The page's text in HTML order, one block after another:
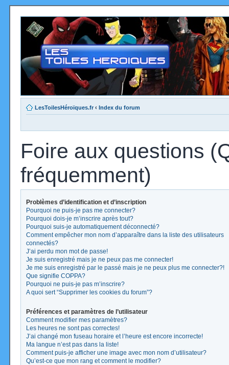
LesToilesHéroïques.fr ‹ Index du forum
Foire aux questions
fréquemment)
Problèmes d’identification et d’inscription
Pourquoi ne puis-je pas me connecter?
Pourquoi dois-je m’inscrire après tout?
Pourquoi suis-je automatiquement déconnecté?
Comment empêcher mon nom d’apparaître dans la liste des utilisateurs
connectés?
J’ai perdu mon mot de passe!
Je suis enregistré mais je ne peux pas me connecter!
Je me suis enregistré par le passé mais je ne peux plus me connecter?!
Que signifie COPPA?
Pourquoi ne puis-je pas m’inscrire?
A quoi sert “Supprimer les cookies du forum”?
Préférences et paramètres de l’utilisateur
Comment modifier mes paramètres?
Les heures ne sont pas correctes!
J’ai changé mon fuseau horaire et l’heure est encore incorrecte!
Ma langue n’est pas dans la liste!
Comment puis-je afficher une image avec mon nom d’utilisateur?
Qu’est-ce que mon rang et comment le modifier?